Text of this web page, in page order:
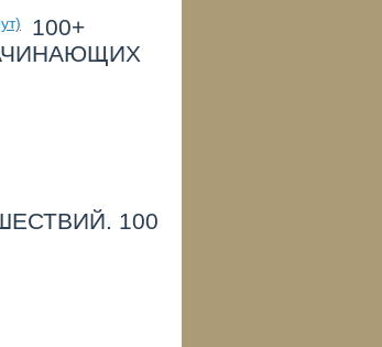
100+
100